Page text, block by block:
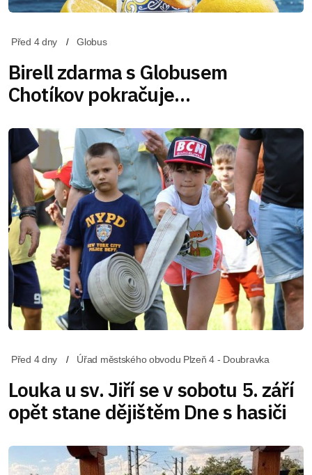
Před 4 dny Globus
Birell zdarma s Globusem
Chotíkov pokračuje…
Před 4 dny Úřad městského obvodu Plzeň 4 - Doubravka
Louka u sv. Jiří se v sobotu 5. září
opět stane dějištěm Dne s hasiči